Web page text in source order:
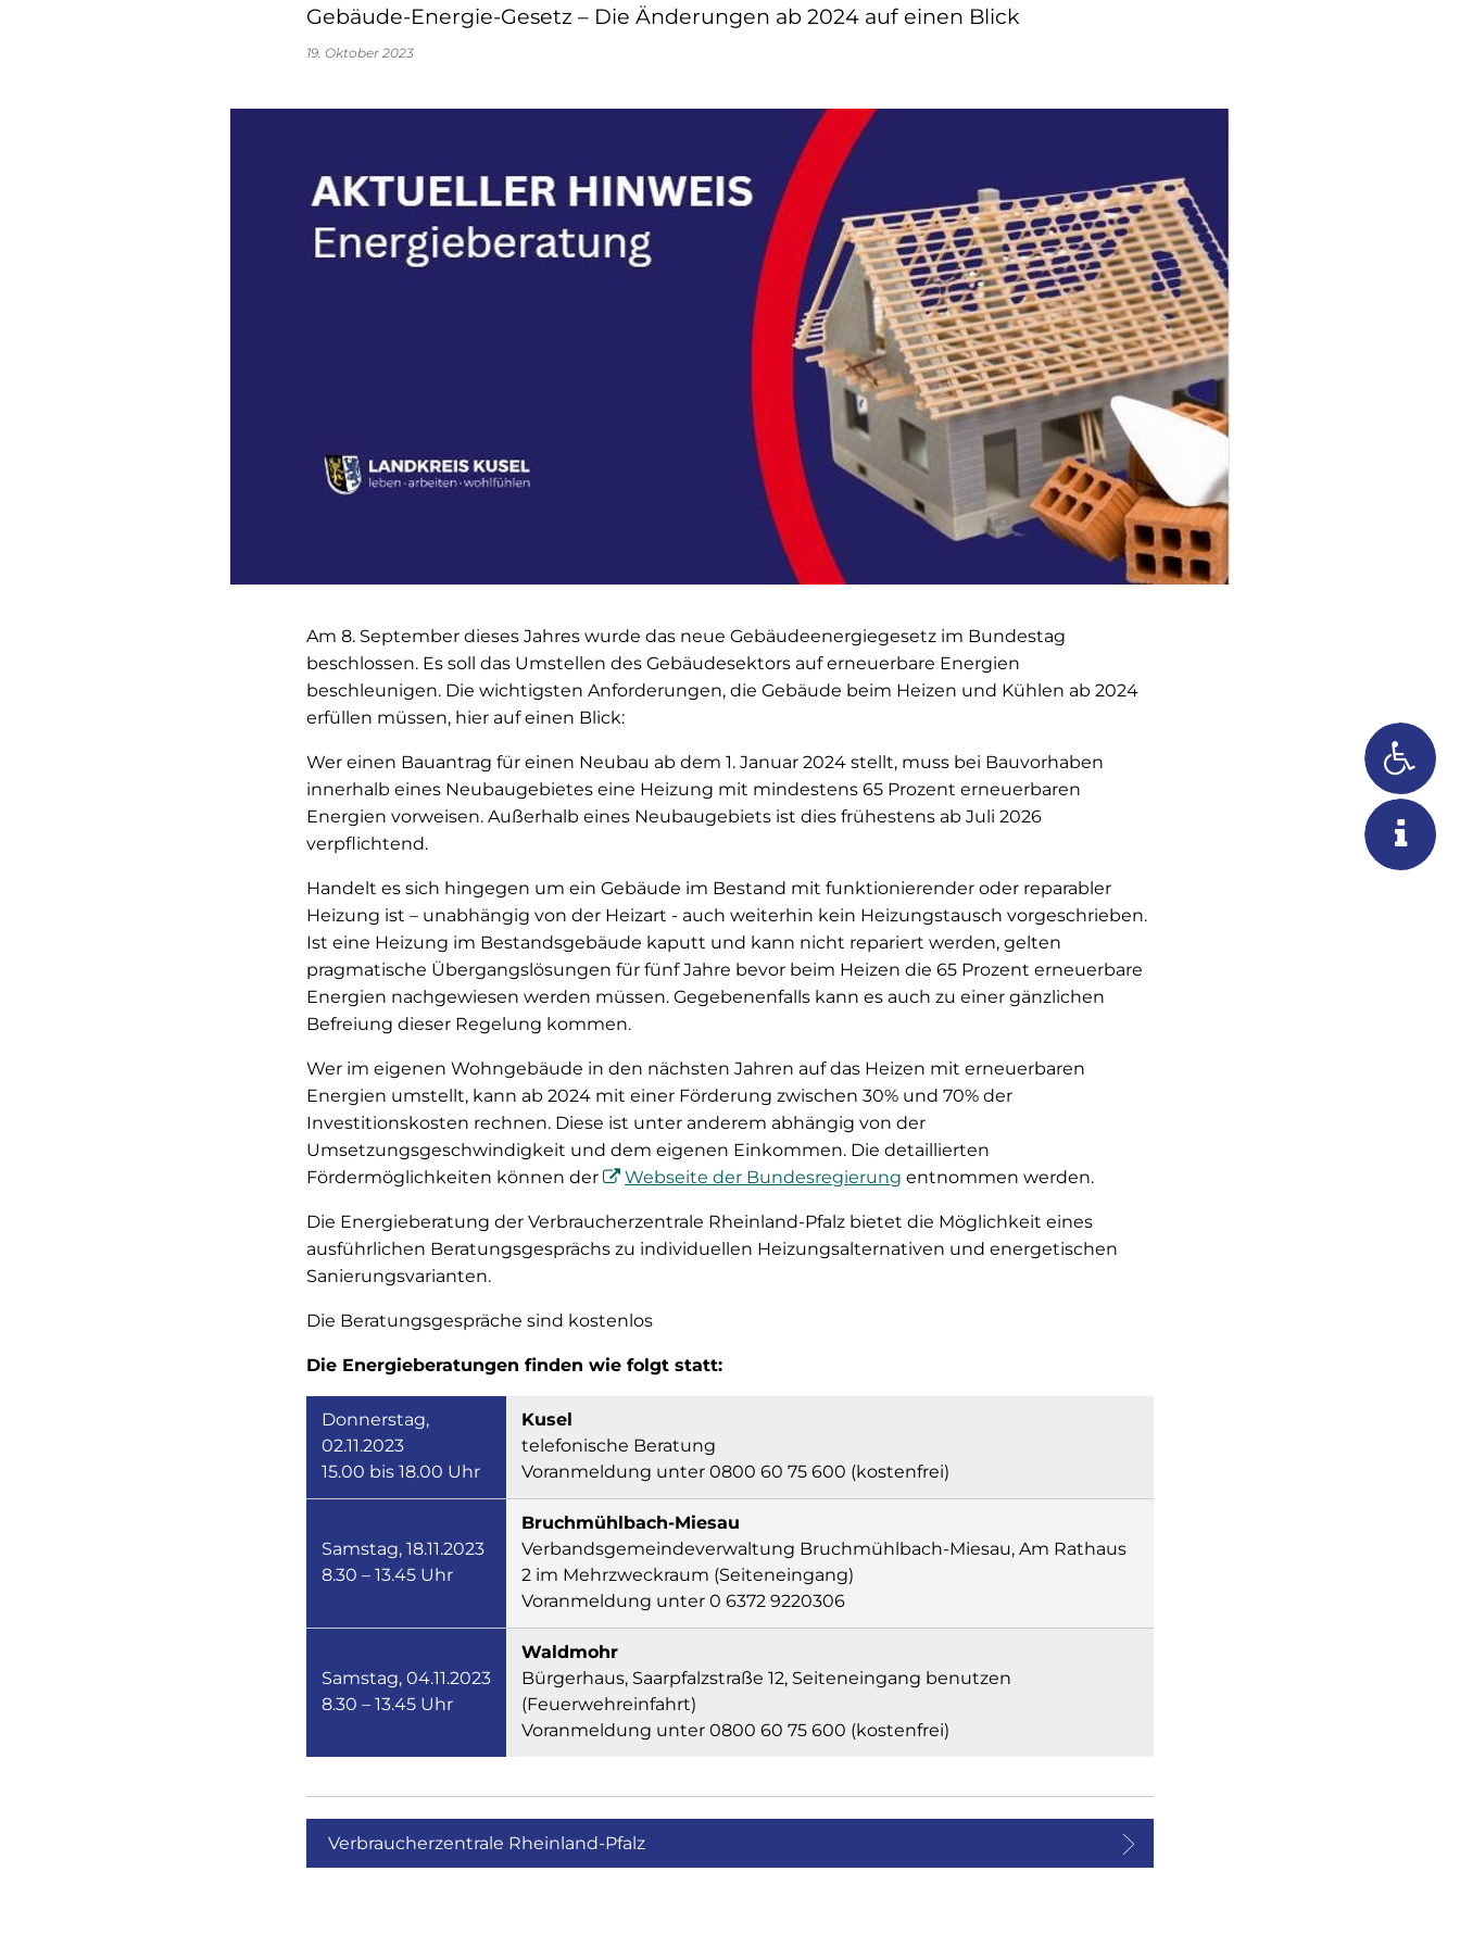
Gebäude-Energie-Gesetz – Die Änderungen ab 2024 auf einen Blick
19. Oktober 2023
Am 8. September dieses Jahres wurde das neue Gebäudeenergiegesetz im Bundestag
beschlossen. Es soll das Umstellen des Gebäudesektors auf erneuerbare Energien
beschleunigen. Die wichtigsten Anforderungen, die Gebäude beim Heizen und Kühlen ab 2024
erfüllen müssen, hier auf einen Blick:
Wer einen Bauantrag für einen Neubau ab dem 1. Januar 2024 stellt, muss bei Bauvorhaben
innerhalb eines Neubaugebietes eine Heizung mit mindestens 65 Prozent erneuerbaren
Energien vorweisen. Außerhalb eines Neubaugebiets ist dies frühestens ab Juli 2026
verpflichtend.
Handelt es sich hingegen um ein Gebäude im Bestand mit funktionierender oder reparabler
Heizung ist – unabhängig von der Heizart - auch weiterhin kein Heizungstausch vorgeschrieben.
Ist eine Heizung im Bestandsgebäude kaputt und kann nicht repariert werden, gelten
pragmatische Übergangslösungen für fünf Jahre bevor beim Heizen die 65 Prozent erneuerbare
Energien nachgewiesen werden müssen. Gegebenenfalls kann es auch zu einer gänzlichen
Befreiung dieser Regelung kommen.
Wer im eigenen Wohngebäude in den nächsten Jahren auf das Heizen mit erneuerbaren
Energien umstellt, kann ab 2024 mit einer Förderung zwischen 30% und 70% der
Investitionskosten rechnen. Diese ist unter anderem abhängig von der
Umsetzungsgeschwindigkeit und dem eigenen Einkommen. Die detaillierten
Fördermöglichkeiten können der
Webseite der Bundesregierung entnommen werden.
Die Energieberatung der Verbraucherzentrale Rheinland-Pfalz bietet die Möglichkeit eines
ausführlichen Beratungsgesprächs zu individuellen Heizungsalternativen und energetischen
Sanierungsvarianten.
Die Beratungsgespräche sind kostenlos
Die Energieberatungen finden wie folgt statt:
Donnerstag,
02.11.2023
15.00 bis 18.00 Uhr
Kusel
telefonische Beratung
Voranmeldung unter 0800 60 75 600 (kostenfrei)
Samstag, 18.11.2023
8.30 – 13.45 Uhr
Bruchmühlbach-Miesau
Verbandsgemeindeverwaltung Bruchmühlbach-Miesau, Am Rathaus
2 im Mehrzweckraum (Seiteneingang)
Voranmeldung unter 0 6372 9220306
Samstag, 04.11.2023
8.30 – 13.45 Uhr
Waldmohr
Bürgerhaus, Saarpfalzstraße 12, Seiteneingang benutzen
(Feuerwehreinfahrt)
Voranmeldung unter 0800 60 75 600 (kostenfrei)
Verbraucherzentrale Rheinland-Pfalz